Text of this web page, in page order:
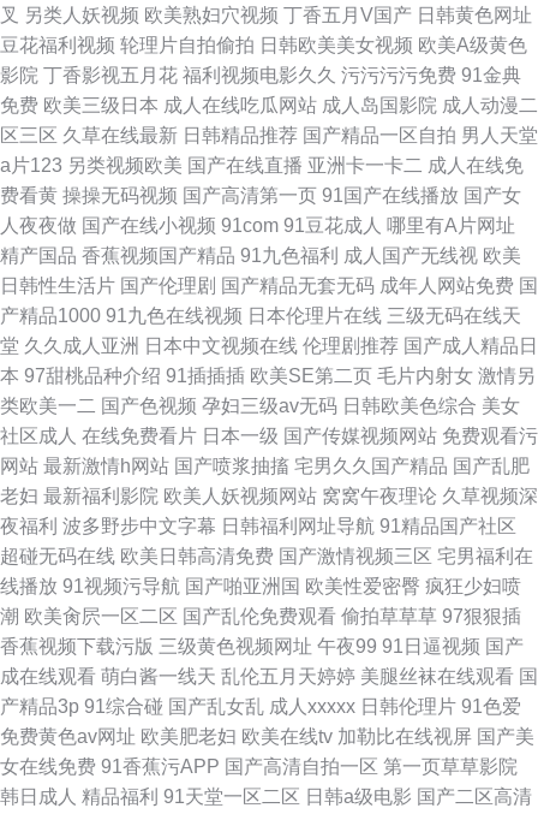
叉 另类人妖视频 欧美熟妇穴视频 丁香五月V国产 日韩黄色网址
豆花福利视频 轮理片自拍偷拍 日韩欧美美女视频 欧美A级黄色
影院 丁香影视五月花 福利视频电影久久 污污污污免费 91金典
免费 欧美三级日本 成人在线吃瓜网站 成人岛国影院 成人动漫二
区三区 久草在线最新 日韩精品推荐 国产精品一区自拍 男人天堂
a片123 另类视频欧美 国产在线直播 亚洲卡一卡二 成人在线免
费看黄 操操无码视频 国产高清第一页 91国产在线播放 国产女
人夜夜做 国产在线小视频 91com 91豆花成人 哪里有A片网址
精产国品 香蕉视频国产精品 91九色福利 成人国产无线视 欧美
日韩性生活片 国产伦理剧 国产精品无套无码 成年人网站免费 国
产精品1000 91九色在线视频 日本伦理片在线 三级无码在线天
堂 久久成人亚洲 日本中文视频在线 伦理剧推荐 国产成人精品日
本 97甜桃品种介绍 91插插插 欧美SE第二页 毛片内射女 激情另
类欧美一二 国产色视频 孕妇三级av无码 日韩欧美色综合 美女
社区成人 在线免费看片 日本一级 国产传媒视频网站 免费观看污
网站 最新激情h网站 国产喷浆抽搐 宅男久久国产精品 国产乱肥
老妇 最新福利影院 欧美人妖视频网站 窝窝午夜理论 久草视频深
夜福利 波多野步中文字幕 日韩福利网址导航 91精品国产社区
超碰无码在线 欧美日韩高清免费 国产激情视频三区 宅男福利在
线播放 91视频污导航 国产啪亚洲国 欧美性爱密臀 疯狂少妇喷
潮 欧美肏屄一区二区 国产乱伦免费观看 偷拍草草草 97狠狠插
香蕉视频下载污版 三级黄色视频网址 午夜99 91日逼视频 国产
成在线观看 萌白酱一线天 乱伦五月天婷婷 美腿丝袜在线观看 国
产精品3p 91综合碰 国产乱女乱 成人xxxxx 日韩伦理片 91色爱
免费黄色av网址 欧美肥老妇 欧美在线tv 加勒比在线视屏 国产美
女在线免费 91香蕉污APP 国产高清自拍一区 第一页草草影院
韩日成人 精品福利 91天堂一区二区 日韩a级电影 国产二区高清